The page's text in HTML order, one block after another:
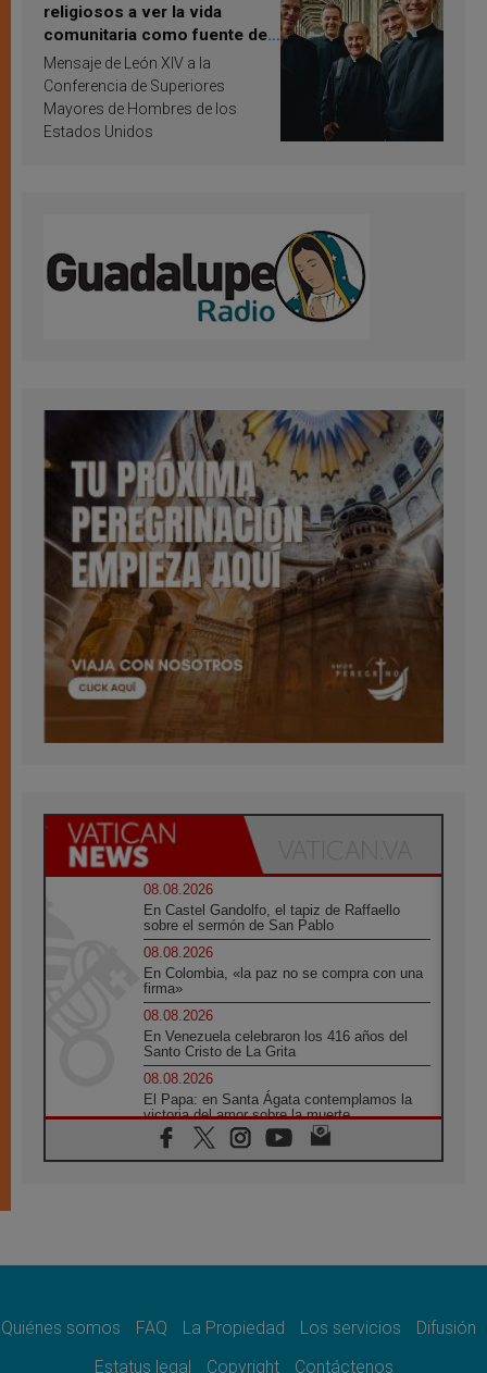
religiosos a ver la vida
comunitaria como fuente de
inspiración y santificación
Mensaje de León XIV a la
Conferencia de Superiores
Mayores de Hombres de los
Estados Unidos
08.08.2026
En Castel Gandolfo, el tapiz de Raffaello
sobre el sermón de San Pablo
08.08.2026
En Colombia, «la paz no se compra con una
firma»
08.08.2026
En Venezuela celebraron los 416 años del
Santo Cristo de La Grita
08.08.2026
El Papa: en Santa Ágata contemplamos la
victoria del amor sobre la muerte
08.08.2026
León XIV visitará el Santuario de la Madre
07.08.2026
07.08.2026
el compromiso del cristiano"
Quiénes somos FAQ La Propiedad Los servicios
Difusión
Estatus legal
Copyright Contáctenos